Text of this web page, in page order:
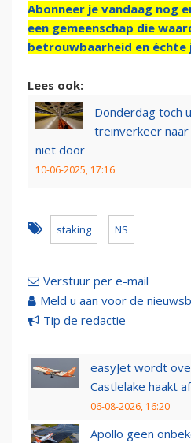
Abonneer je vandaag nog
een gemeenschap die
betrouwbaarheid en échte
Lees ook:
Donderdag toch
treinverkeer naar
niet door
10-06-2025, 17:16
staking NS
Verstuur per e-mail
Meld u aan voor de
Tip de redactie
easyJet wordt
Castlelake haakt af
06-08-2026, 16:20
Apollo geen